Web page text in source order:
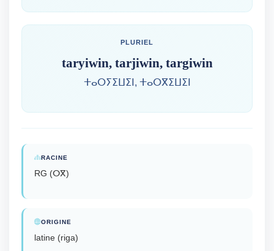
PLURIEL
taryiwin, tarjiwin, targiwin
ⵜⴰⵔⵢⵉⵡⵉⵏ, ⵜⴰⵔⴳⵉⵡⵉⵏ
RACINE
RG (ⵔⴳ)
ORIGINE
latine (riga)